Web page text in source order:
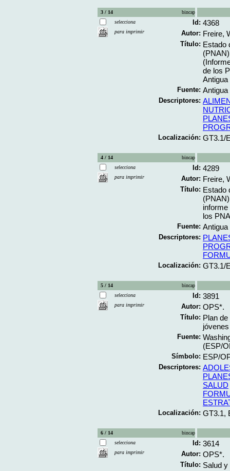
3 / 14
bincap
selecciona
para imprimir
Id: 4368
Autor: Freire,
Título: Estado
de los
Fuente:
Descriptores:
Localización: GT3.1/
4 / 14
bincap
selecciona
para imprimir
Id: 4289
Autor: Freire,
Título: Estado
los
Fuente:
Descriptores:
Localización: GT3.1/
5 / 14
bincap
selecciona
para imprimir
Id: 3891
Autor: OPS*.
Título: Plan
Fuente:
(ESP/
Símbolo: ESP/
Descriptores:
SALUD
Localización: GT3.1,
6 / 14
bincap
selecciona
para imprimir
Id: 3614
Autor: OPS*.
Título: Salud